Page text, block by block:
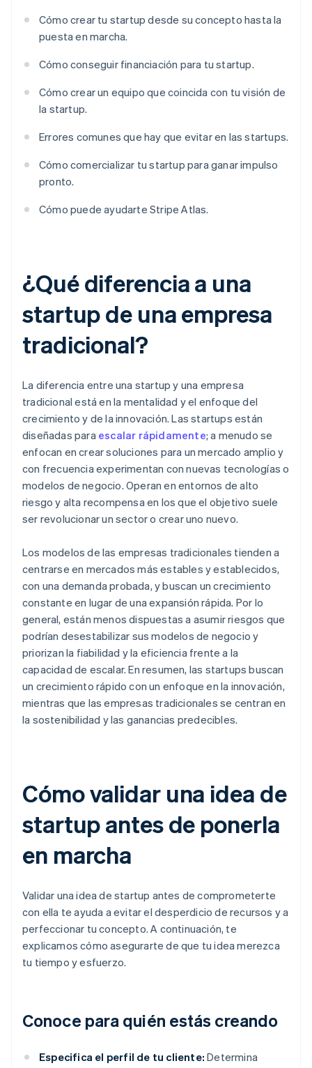
Cómo crear tu startup desde su concepto hasta la
puesta en marcha.
Cómo conseguir financiación para tustartup.
Cómo crear un equipo que coincida con tu visión de
la startup.
Errores comunes que hay que evitar en lasstartups.
Cómo comercializar tustartup para ganar impulso
pronto.
Cómo puede ayudarte Stripe Atlas.
¿Qué diferencia a una
startup de una empresa
tradicional?
La diferencia entre una startup y una empresa
tradicional está en la mentalidad y el enfoque del
crecimiento y de la innovación. Las startups están
diseñadas para escalar rápidamente; a menudo se
enfocan en crear soluciones para un mercado amplio y
con frecuencia experimentan con nuevas tecnologías o
modelos de negocio. Operan en entornos de alto
riesgo y alta recompensa en los que el objetivo suele
ser revolucionar un sector o crear uno nuevo.
Los modelos de las empresas tradicionales tienden a
centrarse en mercados más estables y establecidos,
con una demanda probada, y buscan un crecimiento
constante en lugar de una expansión rápida. Por lo
general, están menos dispuestas a asumir riesgos que
podrían desestabilizar sus modelos de negocio y
priorizan la fiabilidad y la eficiencia frente a la
capacidad de escalar. En resumen, las startups buscan
un crecimiento rápido con un enfoque en la innovación,
mientras que las empresas tradicionales se centran en
la sostenibilidad y las ganancias predecibles.
Cómo validar una idea de
startup antes de ponerla
en marcha
Validar una idea de startup antes de comprometerte
con ella te ayuda a evitar el desperdicio de recursos y a
perfeccionar tu concepto. A continuación, te
explicamos cómo asegurarte de que tu idea merezca
tu tiempo y esfuerzo.
Conoce para quién estás creando
Especifica el perfil de tu cliente: Determina